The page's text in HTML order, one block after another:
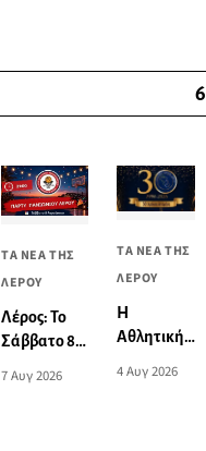
6
ΤΑ ΝΕΑ ΤΗΣ
ΛΕΡΟΥ
Λέρος: Το
Σάββατο 8
7 Αυγ 2026
ΤΑ ΝΕΑ ΤΗΣ
ΛΕΡΟΥ
Η
Αθλητική
Λέρου
4 Αυγ 2026